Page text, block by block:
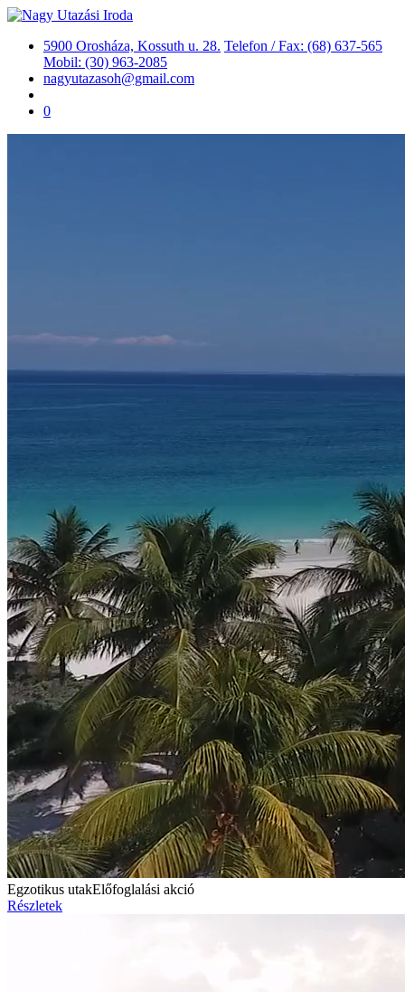
5900 Orosháza, Kossuth u. 28. Telefon / Fax: (68) 637-565
Mobil: (30) 963-2085
nagyutazasoh@gmail.com
0
Egzotikus utakElőfoglalási akció
Részletek